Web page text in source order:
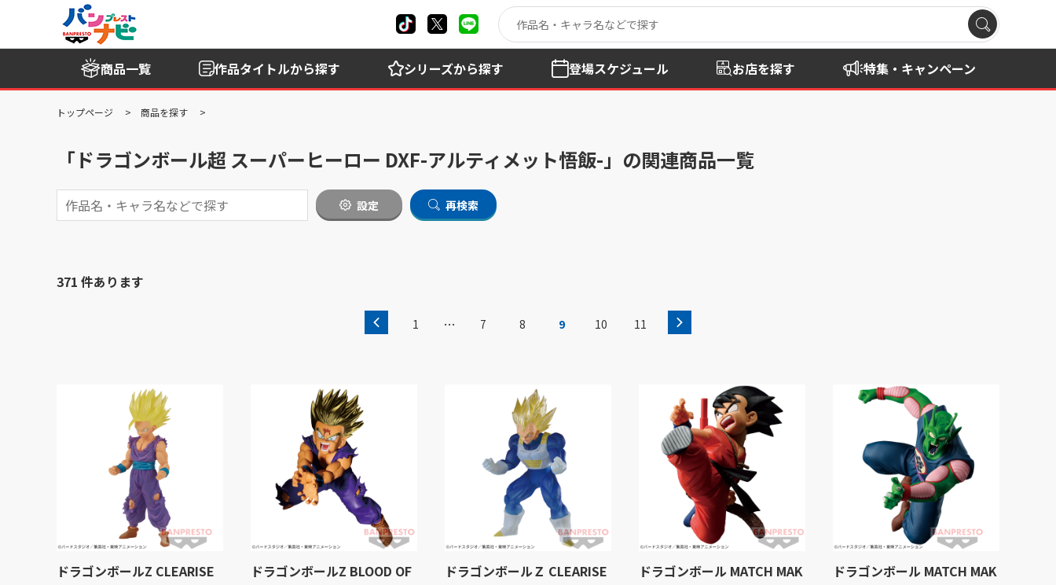
商品一覧 作品タイトルから探す シリーズから探す 登場スケジュール お店を探す 特集・キャンペーン
トップページ 商品を探す
「ドラゴンボール超 スーパーヒーロー DXF-アルティメット悟飯-」の関連商品一覧
設定 再検索
371 件あります
1 … 7 8 9 10 11
ドラゴンボールZ CLEARISE
ドラゴンボールZ BLOOD OF
ドラゴンボールＺ CLEARISE
ドラゴンボール MATCH MAK
ドラゴンボール MATCH MAK